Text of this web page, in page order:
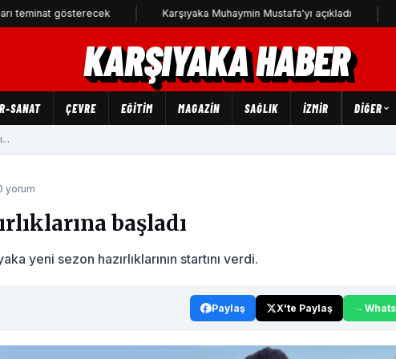
gösterecek Karşıyaka Muhaymin Mustafa'yı açıkladı CHP
KARŞIYAKA HABER
SANAT ÇEVRE EĞİTİM MAGAZİN SAĞLIK İZMİR DIĞER
yorum
başladı
yeni sezon hazırlıklarının startını verdi.
Paylaş X'te Paylaş